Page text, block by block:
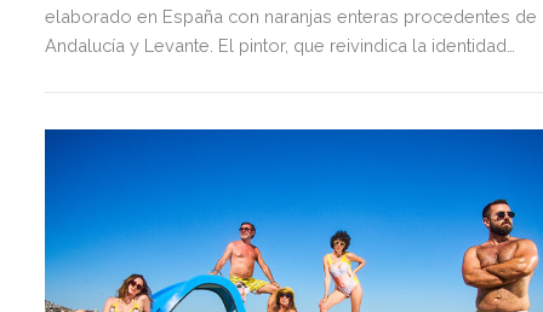
elaborado en España con naranjas enteras procedentes de
Andalucía y Levante. El pintor, que reivindica la identidad
también a la mitología clásica, en concreto al Jardín de las